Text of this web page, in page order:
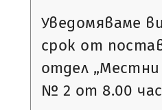
Уведомяваме
срок от
отдел „Местни
№ 2 от 8.00